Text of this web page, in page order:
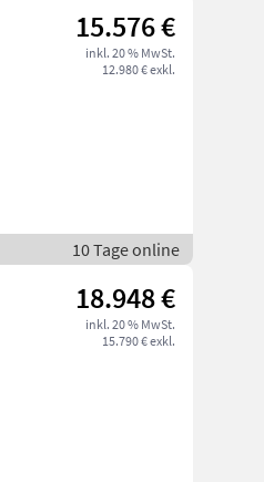
15.576 €
inkl. 20 % MwSt.
12.980 € exkl.
10 Tage online
18.948 €
inkl. 20 % MwSt.
15.790 € exkl.